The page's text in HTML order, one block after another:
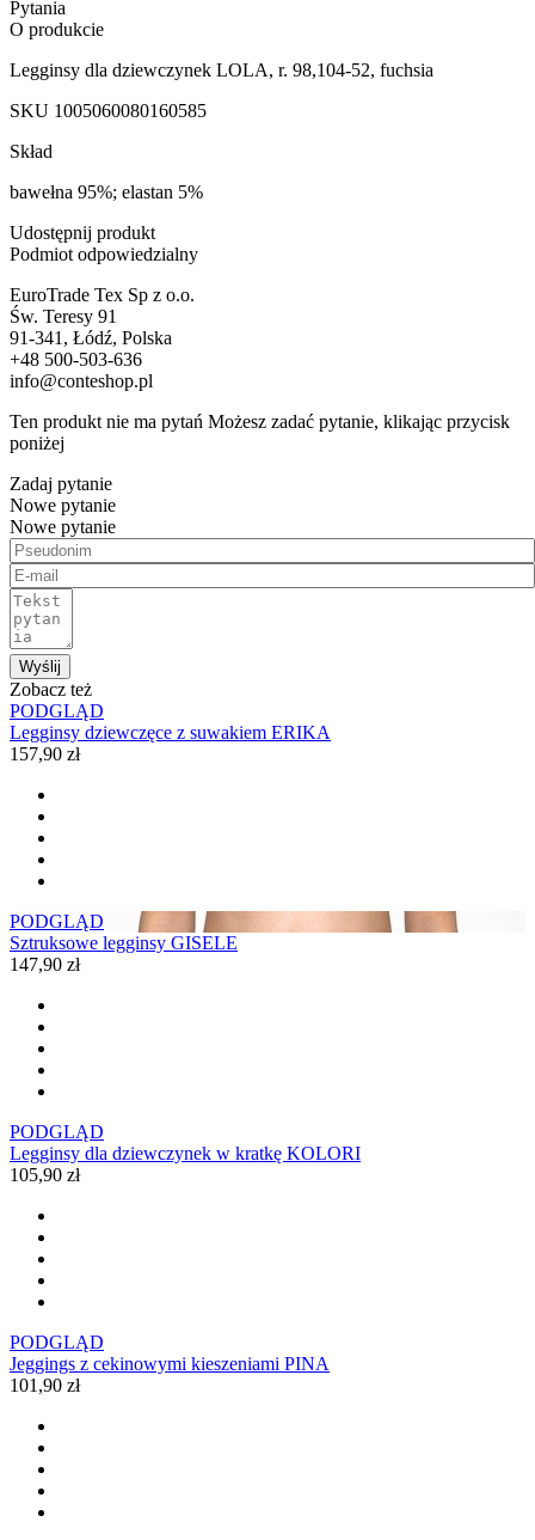
Pytania
O produkcie
Legginsy dla dziewczynek LOLA, r. 98,104-52, fuchsia
SKU 1005060080160585
Skład
bawełna 95%; elastan 5%
Udostępnij produkt
Podmiot odpowiedzialny
EuroTrade Tex Sp z o.o.
Św. Teresy 91
91-341, Łódź, Polska
+48 500-503-636
info@conteshop.pl
Ten produkt nie ma pytań Możesz zadać pytanie, klikając przycisk
poniżej
Zadaj pytanie
Nowe pytanie
Nowe pytanie
Wyślij
Zobacz też
PODGLĄD
Legginsy dziewczęce z suwakiem ERIKA
157,90 zł
PODGLĄD
Sztruksowe legginsy GISELE
147,90 zł
PODGLĄD
Legginsy dla dziewczynek w kratkę KOLORI
105,90 zł
PODGLĄD
Jeggings z cekinowymi kieszeniami PINA
101,90 zł